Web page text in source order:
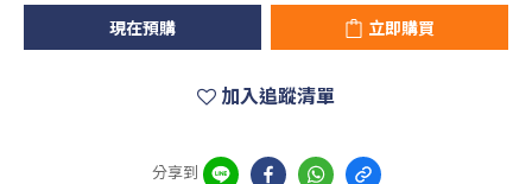
現在預購 立即購買
加入追蹤清單
分享到